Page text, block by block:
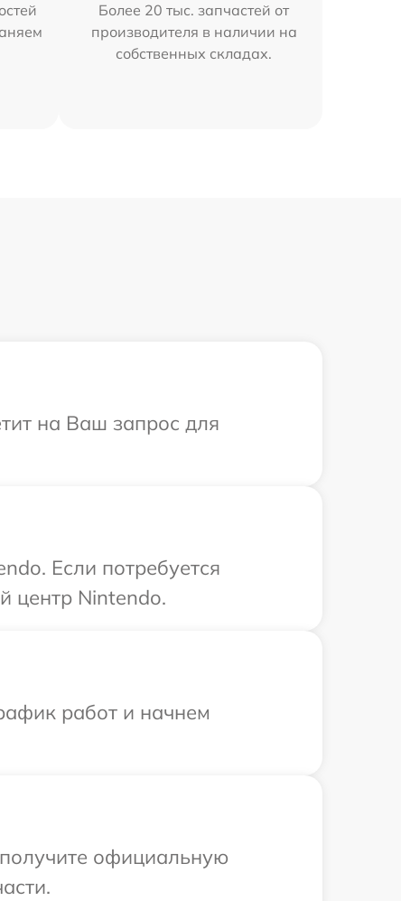
Более 20 тыс. запчастей от
производителя в наличии на
собственных складах.
на Ваш запрос для
Если потребуется
центр Nintendo.
работ и начнем
официальную